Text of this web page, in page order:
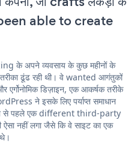
been able to create
के अपने व्यवसाय के कुछ महीनों के
ढूंढ रही थी। वे wanted आगंतुकों
डिज़ाइन, एक आकर्षक तरीके
ने इसके लिए पर्याप्त समाधान
से पहले एक different third-party
नहीं लगा जैसे कि वे साइट का एक